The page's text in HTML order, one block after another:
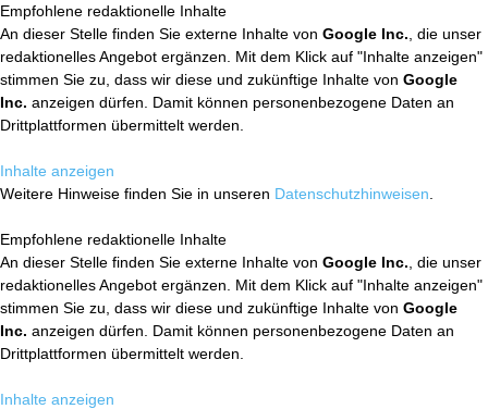
Empfohlene redaktionelle Inhalte
An dieser Stelle finden Sie externe Inhalte von Google Inc. , die unser
redaktionelles Angebot ergänzen. Mit dem Klick auf "Inhalte anzeigen"
stimmen Sie zu, dass wir diese und zukünftige Inhalte von Google
Inc. anzeigen dürfen. Damit können personenbezogene Daten an
Drittplattformen übermittelt werden.
Inhalte anzeigen
Weitere Hinweise finden Sie in unseren Datenschutzhinweisen
Empfohlene redaktionelle Inhalte
An dieser Stelle finden Sie externe Inhalte von Google Inc. , die unser
redaktionelles Angebot ergänzen. Mit dem Klick auf "Inhalte anzeigen"
stimmen Sie zu, dass wir diese und zukünftige Inhalte von Google
Inc. anzeigen dürfen. Damit können personenbezogene Daten an
Drittplattformen übermittelt werden.
Inhalte anzeigen